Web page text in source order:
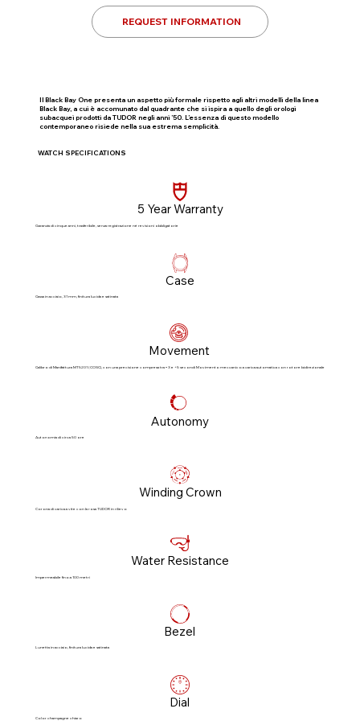
REQUEST INFORMATION
Il Black Bay One presenta un aspetto più formale rispetto agli altri modelli della linea
Black Bay, a cui è accomunato dal quadrante che si ispira a quello degli orologi
subacquei prodotti da TUDOR negli anni ’50. L’essenza di questo modello
contemporaneo risiede nella sua estrema semplicità.
WATCH SPECIFICATIONS
5 Year Warranty
Garanzia di cinque anni, trasferibile, senza registrazione né revisioni obbligatorie​
Case
Cassa in acciaio, 31 mm, finitura lucida e satinata
Movement
Calibro di Manifattura MT5201 (COSC), con una precisione compresa tra −3 e +5 secondi Movimento meccanico a carica automatica con rotore bidirezionale
Autonomy
Autonomia di circa 50 ore
Winding Crown
Corona di carica a vite con la rosa TUDOR in rilievo
Water Resistance
Impermeabile fino a 100 metri
Bezel
Lunetta in acciaio, finitura lucida e satinata
Dial
Color champagne chiaro